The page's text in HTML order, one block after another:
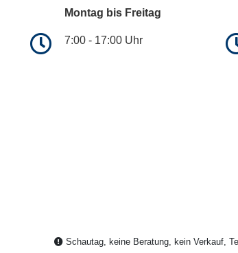
Montag bis Freitag
7:00 - 17:00 Uhr
Schautag, keine Beratung, kein Verkauf,